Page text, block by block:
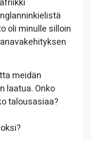
oli minulle silloin
meidän
laatua. Onko
talousasiaa?